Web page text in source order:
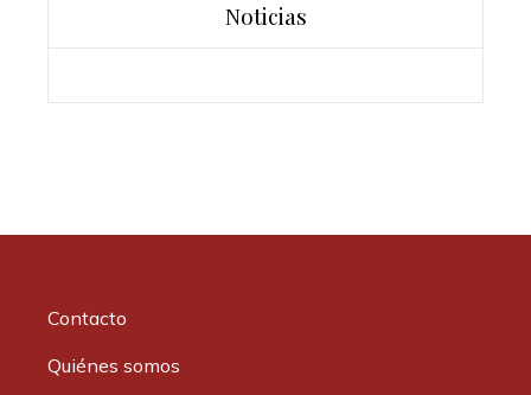
Noticias
Contacto
Quiénes somos